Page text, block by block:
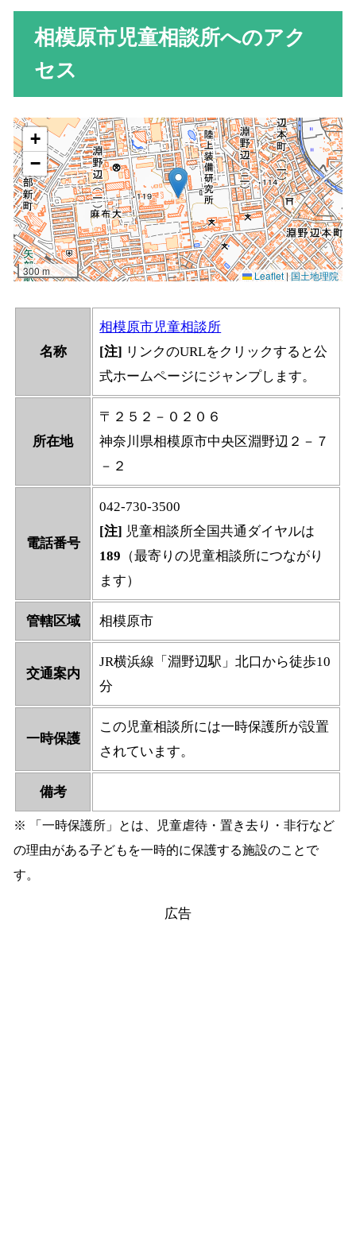
相模原市児童相談所へのアク
セス
名称
相模原市児童相談所
[注] リンクのURLをクリックすると公
式ホームページにジャンプします。
所在地
〒２５２－０２０６
神奈川県相模原市中央区淵野辺２－７
－２
電話番号
042-730-3500
[注] 児童相談所全国共通ダイヤルは
189 （最寄りの児童相談所につながり
ます）
管轄区域 相模原市
交通案内
JR横浜線「淵野辺駅」北口から徒歩10
分
一時保護
この児童相談所には一時保護所が設置
されています。
備考
※ 「一時保護所」とは、児童虐待・置き去り・非行など
の理由がある子どもを一時的に保護する施設のことで
す。